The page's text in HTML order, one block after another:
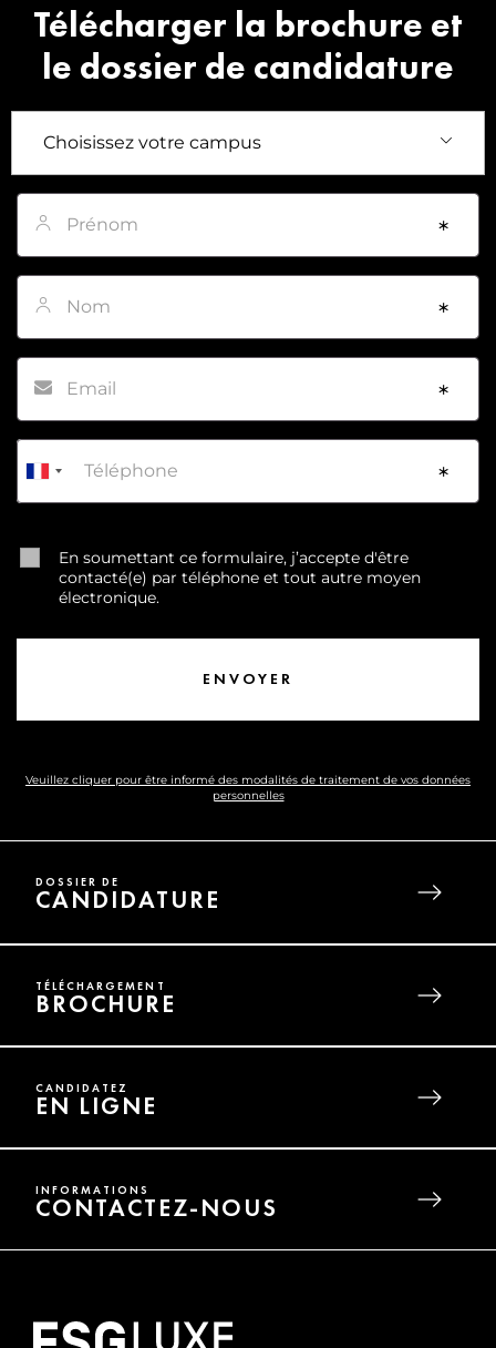
Télécharger la brochure et
le dossier de candidature
Prénom*
Nom*
Email*
En soumettant ce formulaire, j’accepte d'être
contacté(e) par téléphone et tout autre moyen
électronique.
Veuillez cliquer pour être informé des modalités de traitement de vos données
personnelles
DOSSIER DE
CANDIDATURE
TÉLÉCHARGEMENT
BROCHURE
CANDIDATEZ
EN LIGNE
INFORMATIONS
CONTACTEZ-NOUS